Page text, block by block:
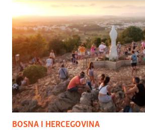
BOSNA I HERCEGOVINA